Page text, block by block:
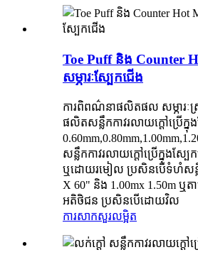
Toe Puff និង Counter
សម្ភារៈស្បែកជើង
ការពិពណ៌នាផលិតផល សម្ភារៈស្
ផលិតសន្លឹកកាវរលាយក្តៅប្រើក្នុ
សន្លឹកកាវរលាយក្តៅប្រើក្នុងស្ប
ឬដោយរមៀល ប្រសិនបើទំហំសន្
X 60" និង 1.00mx 1.50m ឬត
អតិថិជន ប្រសិនបើដោយវិល
ការសាកសួរលម្អិត